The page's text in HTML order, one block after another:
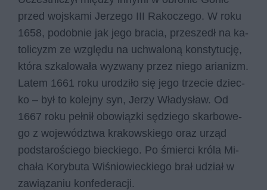
przed woj­ska­mi Je­rze­go III Ra­ko­cze­go. W roku
1658, po­dob­nie jak jego bra­cia, prze­szedł na ka­
to­li­cyzm ze wzglę­du na uchwa­lo­ną kon­sty­tu­cję,
któ­ra szka­lo­wa­ła wy­zwa­ny przez nie­go aria­nizm.
La­tem 1661 roku uro­dzi­ło się jego trze­cie dziec­
ko – był to ko­lej­ny syn, Je­rzy Wła­dy­sław. Od
1667 roku peł­nił obo­wiąz­ki sę­dzie­go skar­bo­we­
go z wo­je­wódz­twa kra­kow­skie­go oraz urząd
pod­sta­ro­ście­go biec­kie­go. Po śmier­ci kró­la Mi­
cha­ła Ko­ry­bu­ta Wi­śnio­wiec­kie­go brał udział w
za­wią­za­niu kon­fe­de­ra­cji.